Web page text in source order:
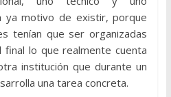
ya motivo de existir, porque
tenían que ser organizadas
lo que realmente cuenta
institución que durante un
una tarea concreta.